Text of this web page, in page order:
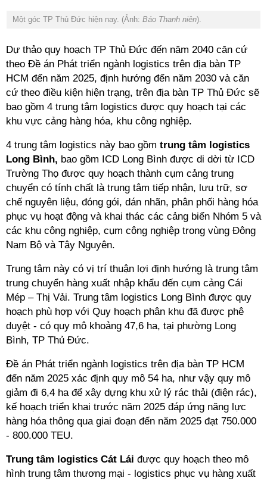
Một góc TP Thủ Đức hiện nay. (Ảnh: Báo Thanh niên).
Dự thảo quy hoạch TP Thủ Đức đến năm 2040 căn cứ
theo Đề án Phát triển ngành logistics trên địa bàn TP
HCM đến năm 2025, định hướng đến năm 2030 và căn
cứ theo điều kiện hiện trạng, trên địa bàn TP Thủ Đức sẽ
bao gồm 4 trung tâm logistics được quy hoạch tại các
khu vực cảng hàng hóa, khu công nghiệp.
4 trung tâm logistics này bao gồm trung tâm logistics
Long Bình, bao gồm ICD Long Bình được di dời từ ICD
Trường Thọ được quy hoạch thành cụm cảng trung
chuyển có tính chất là trung tâm tiếp nhận, lưu trữ, sơ
chế nguyên liệu, đóng gói, dán nhãn, phân phối hàng hóa
phục vụ hoạt động và khai thác các cảng biển Nhóm 5 và
các khu công nghiệp, cụm công nghiệp trong vùng Đông
Nam Bộ và Tây Nguyên.
Trung tâm này có vị trí thuận lợi định hướng là trung tâm
trung chuyển hàng xuất nhập khẩu đến cụm cảng Cái
Mép – Thị Vải. Trung tâm logistics Long Bình được quy
hoạch phù hợp với Quy hoạch phân khu đã được phê
duyệt - có quy mô khoảng 47,6 ha, tại phường Long
Bình, TP Thủ Đức.
Đề án Phát triển ngành logistics trên địa bàn TP HCM
đến năm 2025 xác định quy mô 54 ha, như vậy quy mô
giảm đi 6,4 ha để xây dựng khu xử lý rác thải (điện rác),
kế hoạch triển khai trước năm 2025 đáp ứng năng lực
hàng hóa thông qua giai đoạn đến năm 2025 đạt 750.000
- 800.000 TEU.
Trung tâm logistics Cát Lái được quy hoạch theo mô
hình trung tâm thương mại - logistics phục vụ hàng xuất